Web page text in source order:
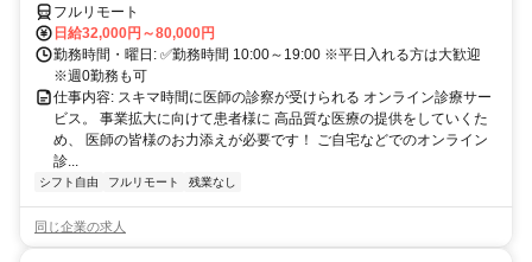
フルリモート
日給32,000円～80,000円
勤務時間・曜日: ✅勤務時間 10:00～19:00 ※平日入れる方は大歓迎
※週0勤務も可
仕事内容: スキマ時間に医師の診察が受けられる オンライン診療サー
ビス。 事業拡大に向けて患者様に 高品質な医療の提供をしていくた
め、 医師の皆様のお力添えが必要です！ ご自宅などでのオンライン
診...
シフト自由 フルリモート 残業なし
同じ企業の求人